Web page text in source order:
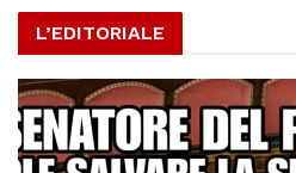
L’EDITORIALE